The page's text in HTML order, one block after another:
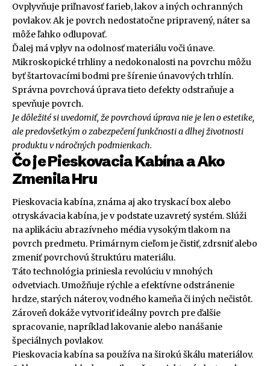
Ovplyvňuje priľnavosť farieb, lakov a iných ochranných
povlakov. Ak je povrch nedostatočne pripravený, náter sa
môže ľahko odlupovať.
Ďalej má vplyv na odolnosť materiálu voči únave.
Mikroskopické trhliny a nedokonalosti na povrchu môžu
byť štartovacími bodmi pre šírenie únavových trhlín.
Správna povrchová úprava tieto defekty odstraňuje a
spevňuje povrch.
Je dôležité si uvedomiť, že povrchová úprava nie je len o estetike,
ale predovšetkým o zabezpečení funkčnosti a dlhej životnosti
produktu v náročných podmienkach.
Čo je Pieskovacia Kabína a Ako
Zmenila Hru
Pieskovacia kabína, známa aj ako tryskací box alebo
otryskávacia kabína, je v podstate uzavretý systém. Slúži
na aplikáciu abrazívneho média vysokým tlakom na
povrch predmetu. Primárnym cieľom je čistiť, zdrsniť alebo
zmeniť povrchovú štruktúru materiálu.
Táto technológia priniesla revolúciu v mnohých
odvetviach. Umožňuje rýchle a efektívne odstránenie
hrdze, starých náterov, vodného kameňa či iných nečistôt.
Zároveň dokáže vytvoriť ideálny povrch pre ďalšie
spracovanie, napríklad lakovanie alebo nanášanie
špeciálnych povlakov.
Pieskovacia kabína sa používa na širokú škálu materiálov.